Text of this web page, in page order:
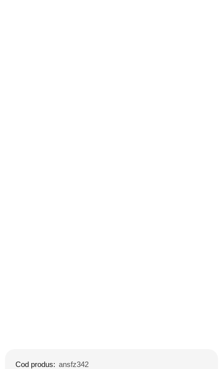
Cod produs: ansfz342